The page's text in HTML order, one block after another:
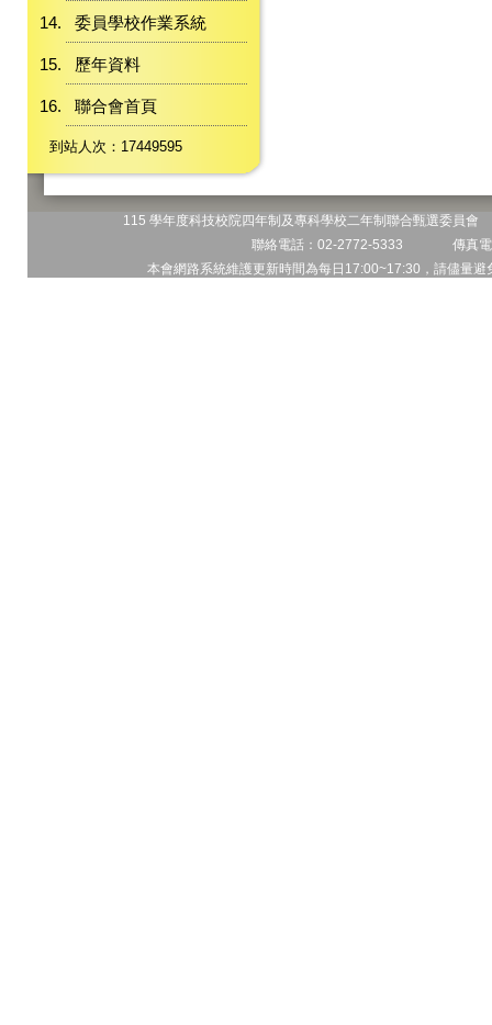
委員學校作業系統
歷年資料
聯合會首頁
到站人次：17449595
115 學年度科技校院四年制及專科學校二年制聯合甄選委員
聯絡電話：02-2772-5333 傳真
本會網路系統維護更新時間為每日17:00~17:30，請儘量